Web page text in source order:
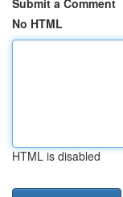
Submit a Comment
No HTML
HTML is disabled